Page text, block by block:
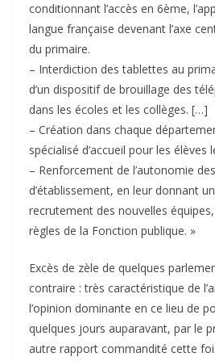
conditionnant l’accès en 6ème,
langue française devenant l’axe
du primaire.
– Interdiction des tablettes au
d’un dispositif de brouillage des
dans les écoles et les collèges. […]
– Création dans chaque
spécialisé d’accueil pour les élèves
– Renforcement de l’autonomie
d’établissement, en leur donnant
recrutement des nouvelles
règles de la Fonction publique. »
Excès de zèle de quelques
contraire : très caractéristique de
l’opinion dominante en ce lieu de
quelques jours auparavant, par le
autre rapport commandité cette